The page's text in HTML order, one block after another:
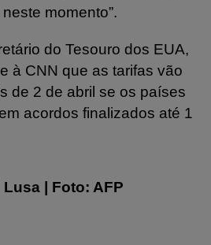
momento”.
do Tesouro dos EUA,
à CNN que as tarifas vão
de 2 de abril se os países
acordos finalizados até 1
| Foto: AFP